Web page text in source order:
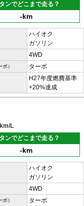
ンでどこまで走る？
-km
ハイオク
ガソリン
4WD
） ターボ
H27年度燃費基準
+20%達成
L
ンでどこまで走る？
-km
ハイオク
ガソリン
4WD
） ターボ